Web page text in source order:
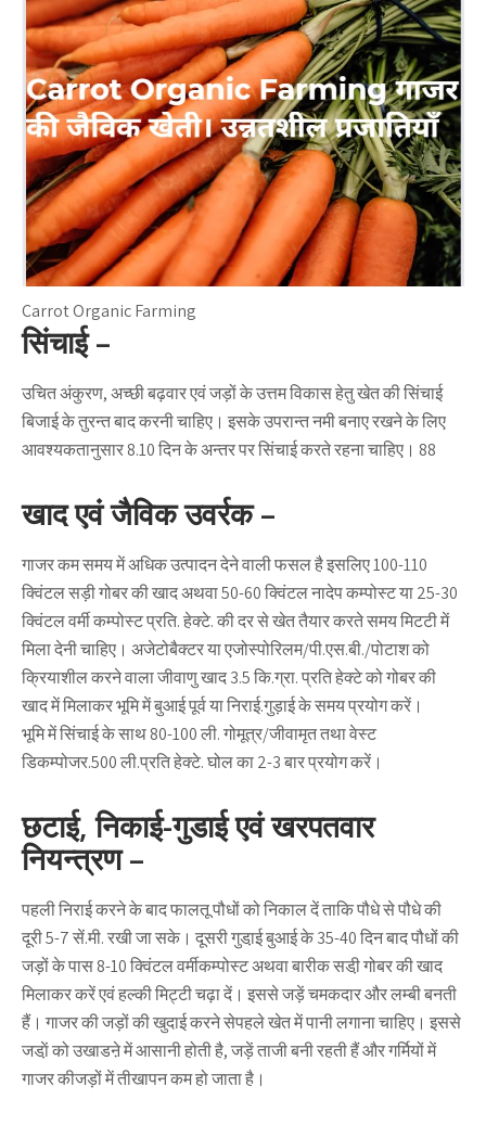
Carrot Organic Farming
सिंचाई –
उचित अंकुरण, अच्छी बढ़वार एवं जड़ों के उत्तम विकास हेतु खेत की सिंचाई
बिजाई के तुरन्त बाद करनी चाहिए। इसके उपरान्त नमी बनाए रखने के लिए
आवश्यकतानुसार 8.10 दिन के अन्तर पर सिंचाई करते रहना चाहिए। 88
खाद एवं जैविक उवर्रक –
गाजर कम समय में अधिक उत्पादन देने वाली फसल है इसलिए 100-110
क्विंटल सड़ी गोबर की खाद अथवा 50-60 क्विंटल नादेप कम्पोस्ट या 25-30
क्विंटल वर्मी कम्पोस्ट प्रति. हेक्टे. की दर से खेत तैयार करते समय मिटटी में
मिला देनी चाहिए। अजेटोबैक्टर या एजोस्पोरिलम/पी.एस.बी./पोटाश को
क्रियाशील करने वाला जीवाणु खाद 3.5 कि.ग्रा. प्रति हेक्टे को गोबर की
खाद में मिलाकर भूमि में बुआई पूर्व या निराई.गुड़ाई के समय प्रयोग करें।
भूमि में सिंचाई के साथ 80-100 ली. गोमूत्र/जीवामृत तथा वेस्ट
डिकम्पोजर.500 ली.प्रति हेक्टे. घोल का 2-3 बार प्रयोग करें।
छटाई, निकाई-गुडाई एवं खरपतवार
नियन्त्रण –
पहली निराई करने के बाद फालतू पौधों को निकाल दें ताकि पौधे से पौधे की
दूरी 5-7 सें.मी. रखी जा सके। दूसरी गुडा़ई बुआई के 35-40 दिन बाद पौधों की
जड़ों के पास 8-10 क्विंटल वर्मीकम्पोस्ट अथवा बारीक सडी़ गोबर की खाद
मिलाकर करें एवं हल्की मिट्टी चढ़ा दें। इससे जड़ें चमकदार और लम्बी बनती
हैं। गाजर की जड़ों की खुदाई करने सेपहले खेत में पानी लगाना चाहिए। इससे
जडा़ें को उखाडऩे में आसानी होती है, जड़ें ताजी बनी रहती हैं और गर्मियों में
गाजर कीजड़ों में तीखापन कम हो जाता है।